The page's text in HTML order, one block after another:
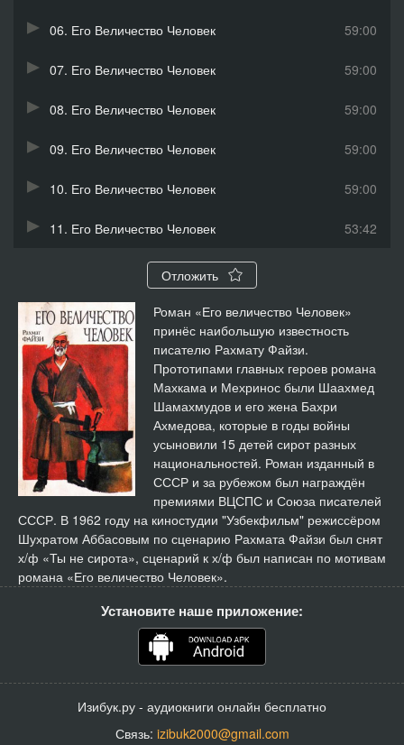
59:00
06. Его Величество Человек
59:00
07. Его Величество Человек
59:00
08. Его Величество Человек
59:00
09. Его Величество Человек
59:00
10. Его Величество Человек
53:42
11. Его Величество Человек
Отложить
Роман «Его величество Человек»
принёс наибольшую известность
писателю Рахмату Файзи.
Прототипами главных героев романа
Махкама и Мехринос были Шаахмед
Шамахмудов и его жена Бахри
Ахмедова, которые в годы войны
усыновили 15 детей сирот разных
национальностей. Роман изданный в
СССР и за рубежом был награждён
премиями ВЦСПС и Союза писателей
СССР. В 1962 году на киностудии "Узбекфильм" режиссёром
Шухратом Аббасовым по сценарию Рахмата Файзи был снят
х/ф «Ты не сирота», сценарий к х/ф был написан по мотивам
романа «Его величество Человек».
Установите наше приложение:
Изибук.ру - аудиокниги онлайн бесплатно
Связь: izibuk2000@gmail.com